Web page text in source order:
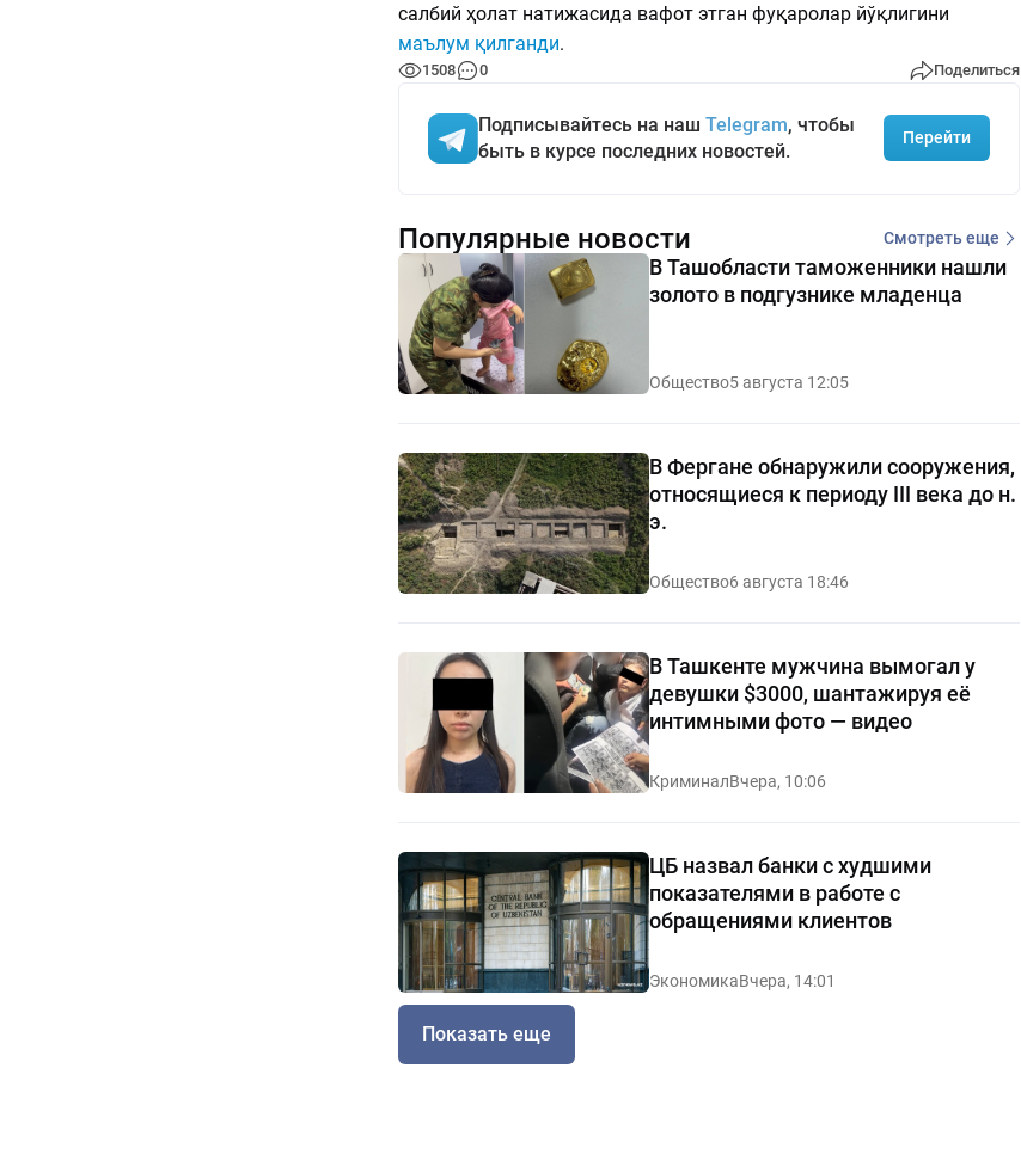
салбий ҳолат натижасида вафот этган фуқаролар йўқлигини
маълум қилганди.
1508 0 Поделиться
Подписывайтесь на наш Telegram, чтобы
быть в курсе последних новостей.
Перейти
Популярные новости Смотреть еще
В Ташобласти таможенники нашли
золото в подгузнике младенца
Общество5 августа 12:05
В Фергане обнаружили сооружения,
относящиеся к периоду III века до н.
э.
Общество6 августа 18:46
В Ташкенте мужчина вымогал у
девушки $3000, шантажируя её
интимными фото — видео
КриминалВчера, 10:06
ЦБ назвал банки с худшими
показателями в работе с
обращениями клиентов
ЭкономикаВчера, 14:01
Показать еще